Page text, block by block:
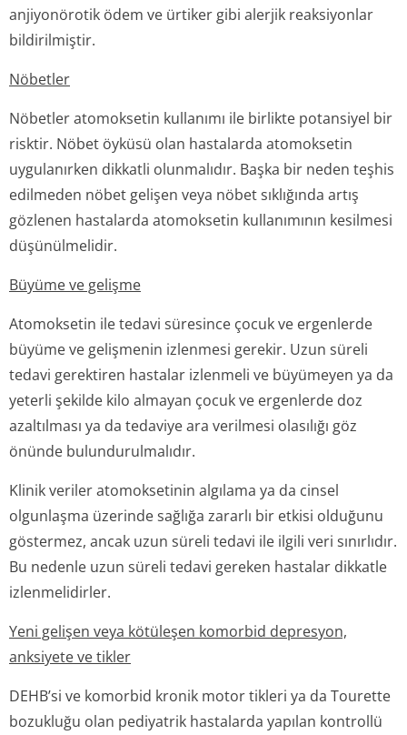
anjiyonörotik ödem ve ürtiker gibi alerjik reaksiyonlar
bildirilmiştir.
Nöbetler
Nöbetler atomoksetin kullanımı ile birlikte potansiyel bir
risktir. Nöbet öyküsü olan hastalarda atomoksetin
uygulanırken dikkatli olunmalıdır. Başka bir neden teşhis
edilmeden nöbet gelişen veya nöbet sıklığında artış
gözlenen hastalarda atomoksetin kullanımının kesilmesi
düşünülmelidir.
Büyüme ve gelişme
Atomoksetin ile tedavi süresince çocuk ve ergenlerde
büyüme ve gelişmenin izlenmesi gerekir. Uzun süreli
tedavi gerektiren hastalar izlenmeli ve büyümeyen ya da
yeterli şekilde kilo almayan çocuk ve ergenlerde doz
azaltılması ya da tedaviye ara verilmesi olasılığı göz
önünde bulundurulmalıdır.
Klinik veriler atomoksetinin algılama ya da cinsel
olgunlaşma üzerinde sağlığa zararlı bir etkisi olduğunu
göstermez, ancak uzun süreli tedavi ile ilgili veri sınırlıdır.
Bu nedenle uzun süreli tedavi gereken hastalar dikkatle
izlenmelidirler.
Yeni gelişen veya kötüleşen komorbid depresyon,
anksiyete ve tikler
DEHB’si ve komorbid kronik motor tikleri ya da Tourette
bozukluğu olan pediyatrik hastalarda yapılan kontrollü